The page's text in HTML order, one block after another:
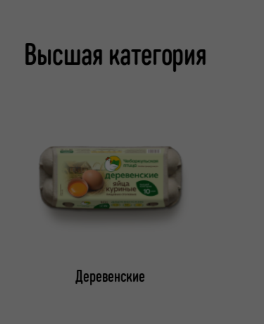
Высшая категория
Деревенские